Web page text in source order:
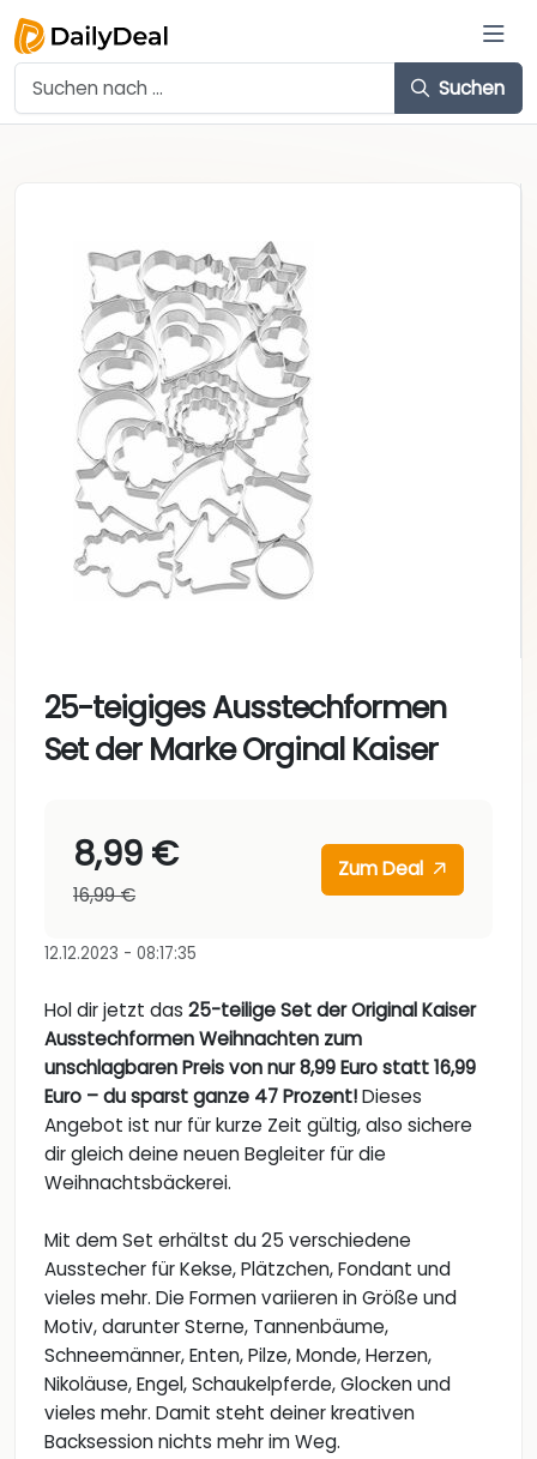
Suchen
25-teigiges Ausstechformen
Set der Marke Orginal Kaiser
8,99 €
16,99 €
Zum Deal
12.12.2023 - 08:17:35
Hol dir jetzt das 25-teilige Set der Original Kaiser
Ausstechformen Weihnachten zum
unschlagbaren Preis von nur 8,99 Euro statt 16,99
Euro – du sparst ganze 47 Prozent!Dieses
Angebot ist nur für kurze Zeit gültig, also sichere
dir gleich deine neuen Begleiter für die
Weihnachtsbäckerei.
Mit dem Set erhältst du 25 verschiedene
Ausstecher für Kekse, Plätzchen, Fondant und
vieles mehr. Die Formen variieren in Größe und
Motiv, darunter Sterne, Tannenbäume,
Schneemänner, Enten, Pilze, Monde, Herzen,
Nikoläuse, Engel, Schaukelpferde, Glocken und
vieles mehr. Damit steht deiner kreativen
Backsession nichts mehr im Weg.